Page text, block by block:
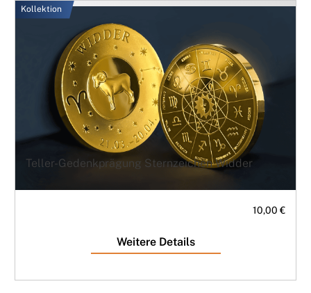
Kollektion
Teller-Gedenkprägung Sternzeichen Widder
10,00 €
Weitere Details